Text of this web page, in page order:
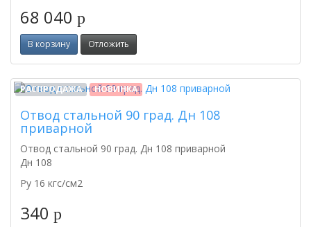
68 040 p
В корзину Отложить
РАСПРОДАЖА НОВИНКА
Отвод стальной 90 град. Дн 108
приварной
Отвод стальной 90 град. Дн 108 приварной
Дн 108
Py 16 кгс/см2
340 p